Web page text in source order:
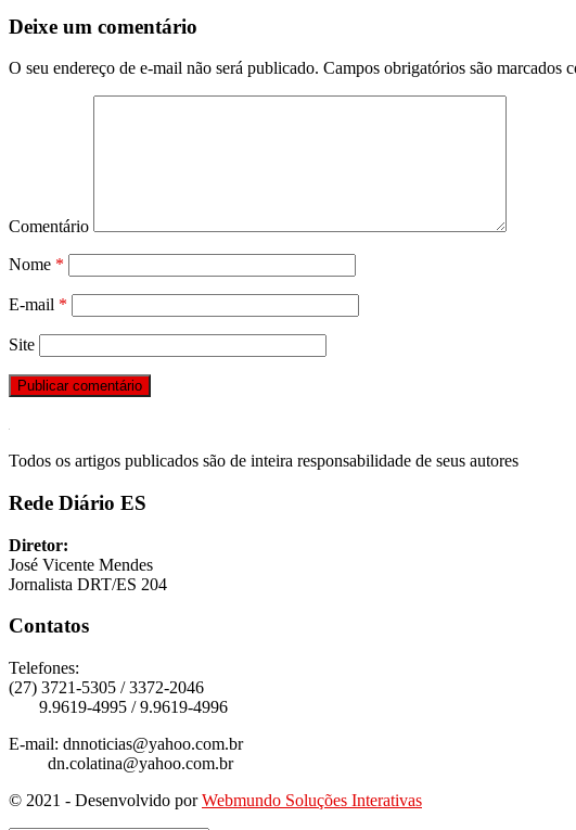
Deixe um comentário
O seu endereço de e-mail não será publicado. Campos obrigatórios são marcados
Comentário
Nome *
E-mail *
Site
Todos os artigos publicados são de inteira responsabilidade de seus autores
Rede Diário ES
Diretor:
José Vicente Mendes
Jornalista DRT/ES 204
Contatos
Telefones:
(27) 3721-5305 / 3372-2046
9.9619-4995 / 9.9619-4996
E-mail: dnnoticias@yahoo.com.br
dn.colatina@yahoo.com.br
© 2021 - Desenvolvido porWebmundo Soluções Interativas